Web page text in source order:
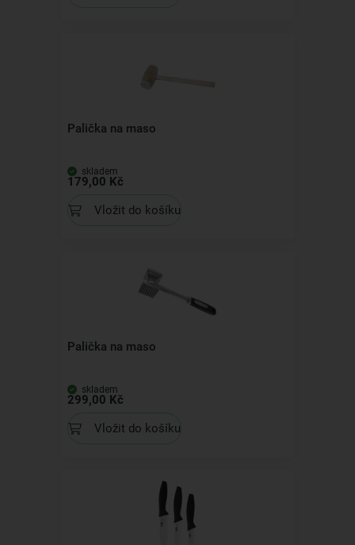
Palička na maso
skladem
179,00 Kč
Vložit do košíku
Palička na maso
skladem
299,00 Kč
Vložit do košíku